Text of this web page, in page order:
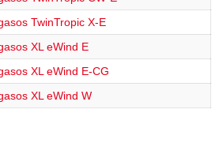
TwinTropic X-E
XL eWind E
XL eWind E-CG
XL eWind W